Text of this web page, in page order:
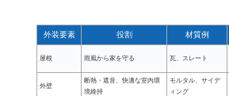
外装要素 役割 材質例
屋根 雨風から家を守る 瓦、スレート
外壁
断熱・遮音、快適な室内環
境維持
モルタル、サイデ
ィング